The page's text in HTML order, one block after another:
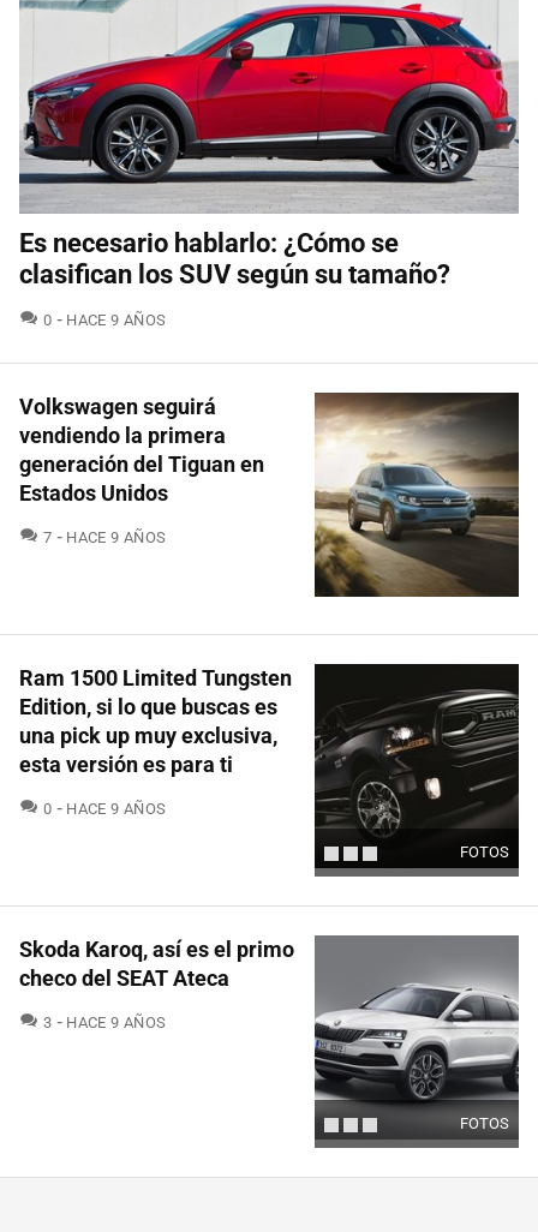
Es necesario hablarlo: ¿Cómo se
clasifican los SUV según su tamaño?
0 COMENTARIOS
HACE 9 AÑOS
Volkswagen seguirá
vendiendo la primera
generación del Tiguan en
Estados Unidos
7 COMENTARIOS
HACE 9 AÑOS
FOTOS
Ram 1500 Limited Tungsten
Edition, si lo que buscas es
una pick up muy exclusiva,
esta versión es para ti
0 COMENTARIOS
HACE 9 AÑOS
FOTOS
Skoda Karoq, así es el primo
checo del SEAT Ateca
3 COMENTARIOS
HACE 9 AÑOS